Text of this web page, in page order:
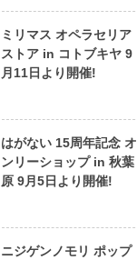
ミリマス オペラセリア
ストア in コトブキヤ 9
月11日より開催!
はがない 15周年記念 オ
ンリーショップ in 秋葉
原 9月5日より開催!
ニジゲンノモリ ポップ